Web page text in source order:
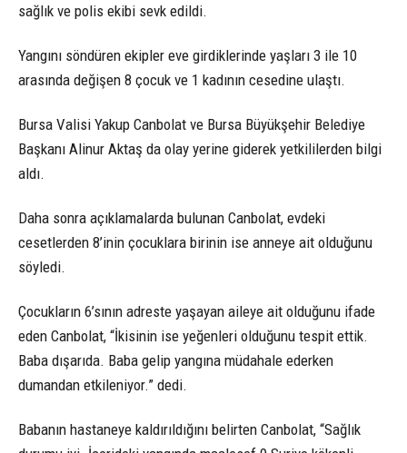
sağlık ve polis ekibi sevk edildi.
Yangını söndüren ekipler eve girdiklerinde yaşları 3 ile 10
arasında değişen 8 çocuk ve 1 kadının cesedine ulaştı.
Bursa Valisi Yakup Canbolat ve Bursa Büyükşehir Belediye
Başkanı Alinur Aktaş da olay yerine giderek yetkililerden bilgi
aldı.
Daha sonra açıklamalarda bulunan Canbolat, evdeki
cesetlerden 8’inin çocuklara birinin ise anneye ait olduğunu
söyledi.
Çocukların 6’sının adreste yaşayan aileye ait olduğunu ifade
eden Canbolat, “İkisinin ise yeğenleri olduğunu tespit ettik.
Baba dışarıda. Baba gelip yangına müdahale ederken
dumandan etkileniyor.” dedi.
Babanın hastaneye kaldırıldığını belirten Canbolat, “Sağlık